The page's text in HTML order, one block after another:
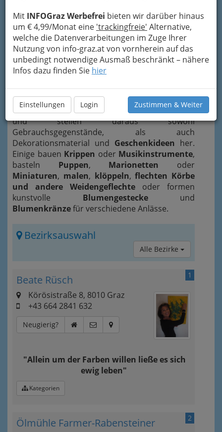
Mit INFOGraz Werbefrei bieten wir darüber hinaus
um € 4,99/Monat eine 'trackingfreie' Alternative,
welche die Datenverarbeitungen im Zuge Ihrer
Nutzung von info-graz.at von vornherein auf das
unbedingt notwendige Ausmaß beschränkt – nähere
Infos dazu finden Sie hier
Einstellungen Login Zustimmen & Weiter
Kunsthandwerker und
Kunsthandwerkerinnenbearbeiten die
verschiedensten Materialien wie Filz, Textilien,
Keramik, Leder, Glas, Holz, Metall oder Papier
und stellen daraus sowohl
Gebrauchsgegenstände, als auch
Dekorationsmaterial und Geschenkideen her.
Einige bauen Krippen oder Musikinstrumente,
basteln Puppen, Marionetten oder
Miniaturen, malen, klöppeln,flechten Körbe
und andere Weidengeflechte oder formen
kunstvolle Blumengesteckeund
Blumenkränzefür verschiedene Anlässe.
Bezirksauswahl
Alle Bezirke
1
Beate Rüsch
Körösistraße 8, 8010 Graz
+43 664 2841 632
Neugierig?
"Allein um der Farben willen ließe es sich
ewig leben"
Kategorien
2
Ölmühle Farmer-Rabensteiner